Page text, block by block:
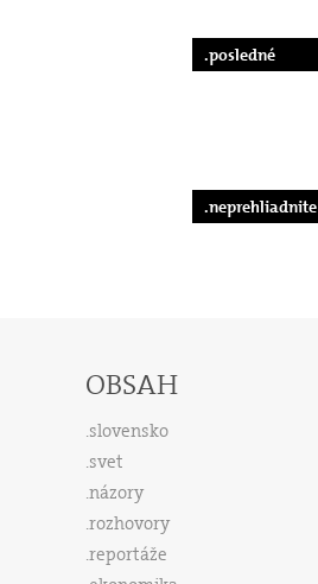
.posledné
.neprehliadnite
OBSAH
slovensko
svet
názory
rozhovory
reportáže